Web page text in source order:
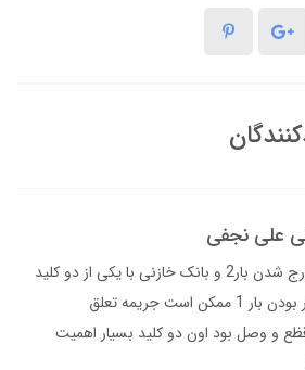
علی نجفی
درصورت از خارج شدن بار2 و بانک خازنی با یکی از دو کلید
قبل ان در مدار بودن بار 1 ممکن است جریمه تعلق
و وصل بود اون دو کلید بسیار اهمیت